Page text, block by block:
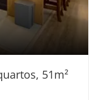
51m²